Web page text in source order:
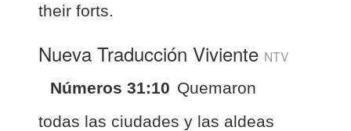
their forts.
Nueva Traducción Viviente NTV
Números 31:10 Quemaron
todas las ciudades y las aldeas